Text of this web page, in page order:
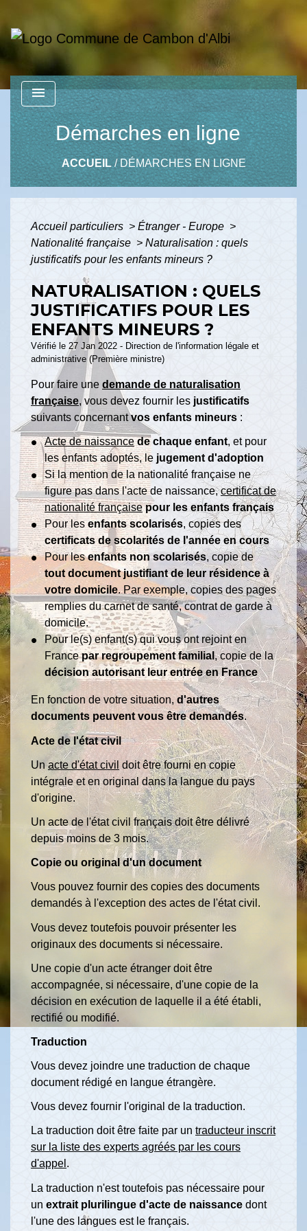
menu
Démarches en ligne
ACCUEIL/DÉMARCHES EN LIGNE
Accueil particuliers > Étranger - Europe >
Nationalité française > Naturalisation : quels
justificatifs pour les enfants mineurs ?
NATURALISATION : QUELS
JUSTIFICATIFS POUR LES
ENFANTS MINEURS ?
Vérifié le 27 Jan 2022 - Direction de l'information légale et
administrative (Première ministre)
Pour faire une demande de naturalisation
française, vous devez fournir les justificatifs
suivants concernantvos enfants mineurs :
Acte de naissancede chaque enfant, et pour
les enfants adoptés, le jugement d'adoption
Si la mention de la nationalité française ne
figure pas dans l'acte de naissance,certificat de
nationalité françaisepour les enfants français
Pour lesenfants scolarisés, copies des
certificats de scolarités de l'année en cours
Pour lesenfants non scolarisés, copie de
tout document justifiant de leur résidence à
votre domicile. Par exemple, copies des pages
remplies du carnet de santé, contrat de garde à
domicile.
Pour le(s) enfant(s) qui vous ont rejoint en
Francepar regroupement familial, copie de la
décision autorisant leur entrée en France
En fonction de votre situation,d'autres
documents peuvent vous être demandés.
Acte de l'état civil
Unacte d'état civildoit être fourni en copie
intégrale et en original dans la langue du pays
d'origine.
Un acte de l'état civil français doit être délivré
depuis moins de 3 mois.
Copie ou original d'un document
Vous pouvez fournir des copies des documents
demandés à l'exception des actes de l'état civil.
Vous devez toutefois pouvoir présenter les
originaux des documents si nécessaire.
Une copie d'un acte étranger doit être
accompagnée, si nécessaire, d'une copie de la
décision en exécution de laquelle il a été établi,
rectifié ou modifié.
Traduction
Vous devez joindre une traduction de chaque
document rédigé en langue étrangère.
Vous devez fournir l'original de la traduction.
La traduction doit être faite par un traducteur inscrit
sur la liste des experts agréés par les cours
d'appel .
La traduction n'est toutefois pas nécessaire pour
un extrait plurilingue d'acte de naissance dont
l'une des langues est le français.